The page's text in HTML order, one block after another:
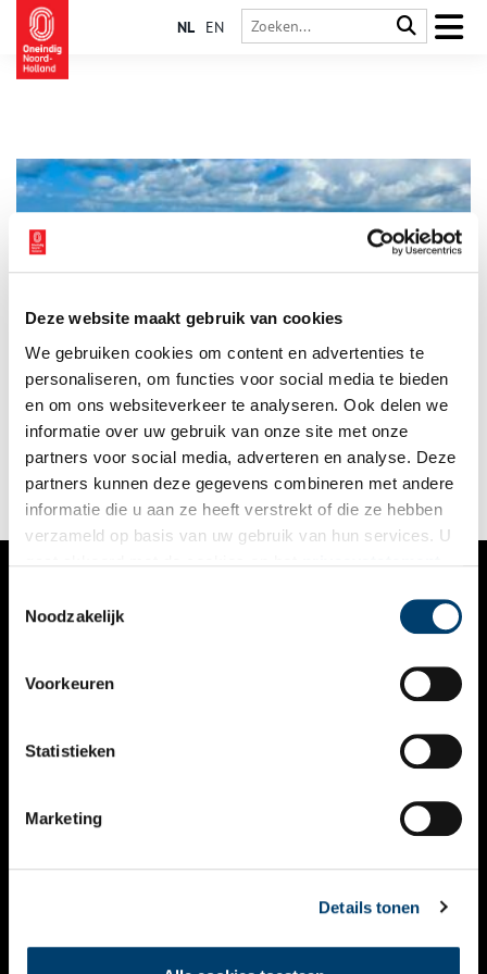
Deze website maakt gebruik van cookies
We gebruiken cookies om content en advertenties te
personaliseren, om functies voor social media te bieden
en om ons websiteverkeer te analyseren. Ook delen we
informatie over uw gebruik van onze site met onze
partners voor social media, adverteren en analyse. Deze
partners kunnen deze gegevens combineren met andere
informatie die u aan ze heeft verstrekt of die ze hebben
verzameld op basis van uw gebruik van hun services. U
Noodzakelijk
Voorkeuren
Statistieken
Marketing
Details tonen
NL EN
Liniebreed Ondernemen heeft onlangs de vernieuwde website
bezoekatlantikwall.nl gelanceerd. Liniebreed maakte de
website in opdracht van de provincie Zuid-Holland voor de
erfgoedtafel Atlantikwall.
1 min
VERHALEN
KALENDER
THEMA’S
VIDEO’S
CONTACT